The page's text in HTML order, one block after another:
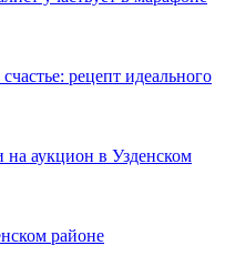
рецепт идеального
на аукцион в Узденском
районе